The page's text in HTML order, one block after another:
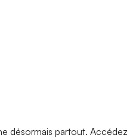
désormais partout. Accédez